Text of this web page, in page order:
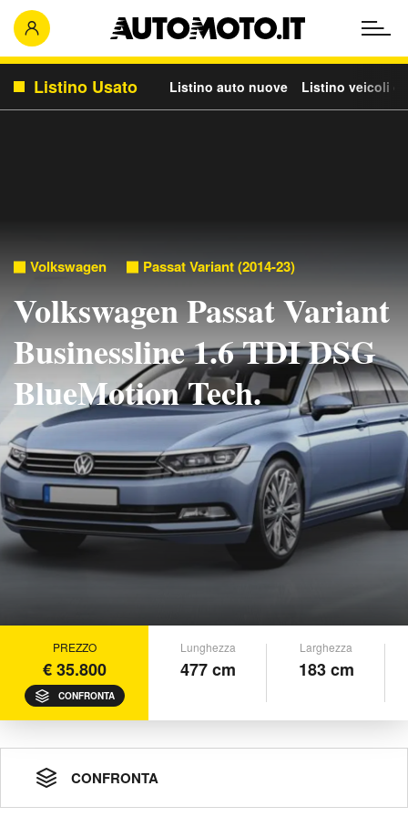
Listino Usato Listino auto nuove Listino veicoli
Volkswagen Passat Variant (2014-23)
Volkswagen Passat Variant
Businessline 1.6 TDI DSG
BlueMotion Tech.
PREZZO
€ 35.800
CONFRONTA
Lunghezza
477 cm
Larghezza
183 cm
CONFRONTA